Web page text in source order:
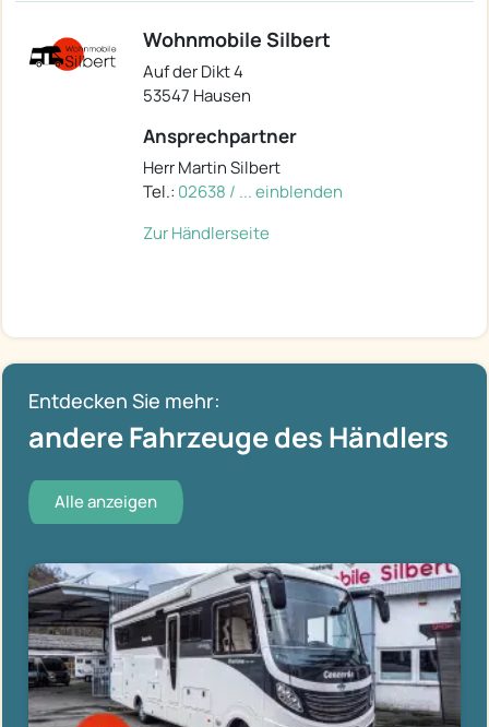
Wohnmobile Silbert
Auf der Dikt 4
53547 Hausen
Ansprechpartner
Herr Martin Silbert
Tel.: 02638 / ... einblenden
Zur Händlerseite
Entdecken Sie mehr:
andere Fahrzeuge des Händlers
Alle anzeigen